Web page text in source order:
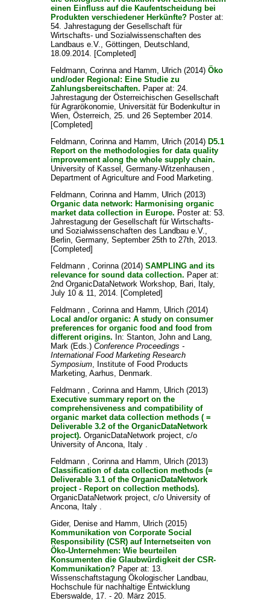
einen Einfluss auf die Kaufentscheidung bei
Produkten verschiedener Herkünfte?Poster at:
54. Jahrestagung der Gesellschaft für
Wirtschafts- und Sozialwissenschaften des
Landbaus e.V., Göttingen, Deutschland,
18.09.2014. [Completed]
Feldmann, Corinnaand Hamm, Ulrich(2014) Öko
und/oder Regional: Eine Studie zu
Zahlungsbereitschaften. Paper at: 24.
Jahrestagung der Österreichischen Gesellschaft
für Agrarökonomie, Universität für Bodenkultur in
Wien, Österreich, 25. und 26 September 2014.
[Completed]
Feldmann, Corinnaand Hamm, Ulrich(2014) D5.1
Report on the methodologies for data quality
improvement along the whole supply chain.
University of Kassel, Germany-Witzenhausen ,
Department of Agriculture and Food Marketing.
Feldmann, Corinnaand Hamm, Ulrich(2013)
Organic data network: Harmonising organic
market data collection in Europe. Poster at: 53.
Jahrestagung der Gesellschaft für Wirtschafts-
und Sozialwissenschaften des Landbau e.V.,
Berlin, Germany, September 25th to 27th, 2013.
[Completed]
Feldmann , Corinna(2014) SAMPLING and its
relevance for sound data collection. Paper at:
2nd OrganicDataNetwork Workshop, Bari, Italy,
July 10 & 11, 2014. [Completed]
Feldmann , Corinnaand Hamm, Ulrich(2014)
Local and/or organic: A study on consumer
preferences for organic food and food from
different origins. In: Stanton, Johnand Lang,
Mark(Eds.) Conference Proceedings -
International Food Marketing Research
Symposium, Institute of Food Products
Marketing, Aarhus, Denmark.
Feldmann , Corinnaand Hamm, Ulrich(2013)
Executive summary report on the
comprehensiveness and compatibility of
organic market data collection methods ( =
Deliverable 3.2 of the OrganicDataNetwork
project). OrganicDataNetwork project, c/o
University of Ancona, Italy .
Feldmann , Corinnaand Hamm, Ulrich(2013)
Classification of data collection methods (=
Deliverable 3.1 of the OrganicDataNetwork
project - Report on collection methods).
OrganicDataNetwork project, c/o University of
Ancona, Italy .
Gider, Deniseand Hamm, Ulrich(2015)
Kommunikation von Corporate Social
Responsibility (CSR) auf Internetseiten von
Öko-Unternehmen: Wie beurteilen
Konsumenten die Glaubwürdigkeit der CSR-
Kommunikation?Paper at: 13.
Wissenschaftstagung Ökologischer Landbau,
Hochschule für nachhaltige Entwicklung
Eberswalde, 17. - 20. März 2015.